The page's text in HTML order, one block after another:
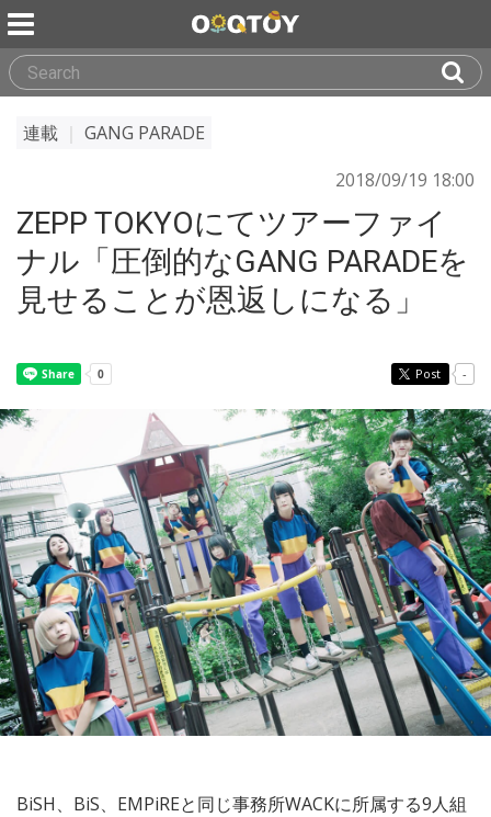
連載
GANG PARADE
2018/09/19 18:00
ZEPP TOKYOにてツアーファイ
ナル「圧倒的なGANG PARADEを
見せることが恩返しになる」
Post -
BiSH、BiS、EMPiREと同じ事務所WACKに所属する9人組